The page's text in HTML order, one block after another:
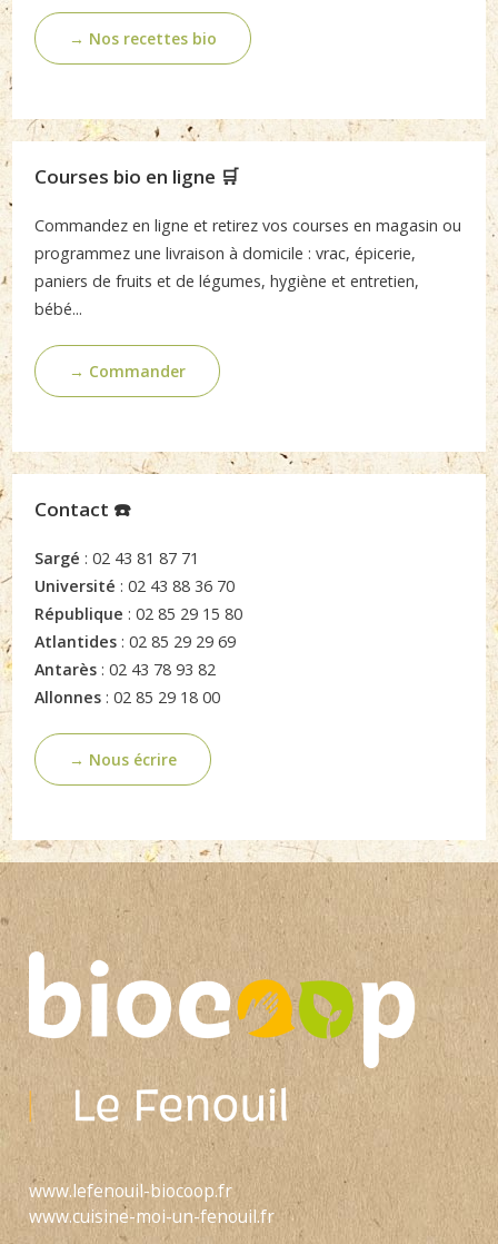
→ Nos recettes bio
Courses bio en ligne 🛒
Commandez en ligne et retirez vos courses en magasin ou
programmez une livraison à domicile : vrac, épicerie,
paniers de fruits et de légumes, hygiène et entretien,
bébé...
→ Commander
Contact ☎️
Sargé : 02 43 81 87 71
Université : 02 43 88 36 70
République : 02 85 29 15 80
Atlantides : 02 85 29 29 69
Antarès : 02 43 78 93 82
Allonnes : 02 85 29 18 00
→ Nous écrire
www.lefenouil-biocoop.fr
www.cuisine-moi-un-fenouil.fr